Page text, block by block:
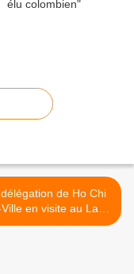
de Ho Chi
en visite au Laos
>